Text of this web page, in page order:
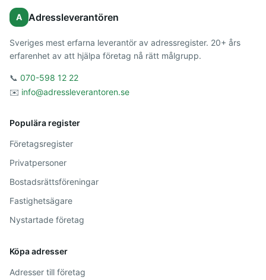
A Adressleverantören
Sveriges mest erfarna leverantör av adressregister. 20+ års
erfarenhet av att hjälpa företag nå rätt målgrupp.
📞 070-598 12 22
✉️ info@adressleverantoren.se
Populära register
Företagsregister
Privatpersoner
Bostadsrättsföreningar
Fastighetsägare
Nystartade företag
Köpa adresser
Adresser till företag